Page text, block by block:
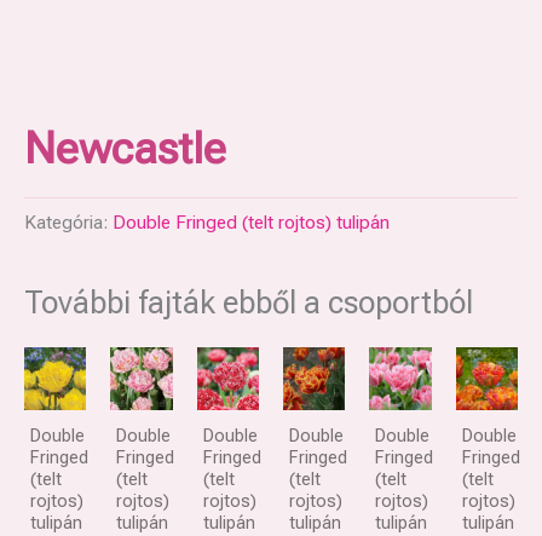
Newcastle
Kategória: Double Fringed (telt rojtos) tulipán
További fajták ebből a csoportból
Double
Fringed
(telt
rojtos)
tulipán
Double
Fringed
(telt
rojtos)
tulipán
Double
Fringed
(telt
rojtos)
tulipán
Double
Fringed
(telt
rojtos)
tulipán
Double
Fringed
(telt
rojtos)
tulipán
Double
Fringed
(telt
rojtos)
tulipán